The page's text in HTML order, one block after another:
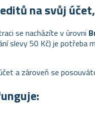
na svůj
se nacházíte v úrovni
slevy 50 Kč) je potřeba
a zároveň se